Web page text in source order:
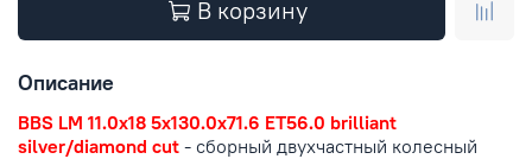
В корзину
Описание
BBS LM 11.0x18 5x130.0x71.6 ET56.0 brilliant
silver/diamond cut - сборный двухчастный колесный